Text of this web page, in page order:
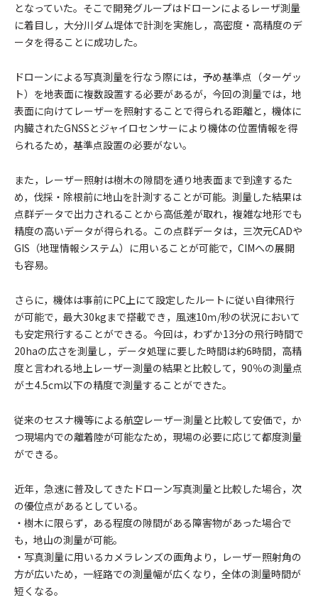
となっていた。そこで開発グループはドローンによるレーザ測量
に着目し，大分川ダム堤体で計測を実施し，高密度・高精度のデ
ータを得ることに成功した。
ドローンによる写真測量を行なう際には，予め基準点（ターゲッ
ト）を地表面に複数設置する必要があるが，今回の測量では，地
表面に向けてレーザーを照射することで得られる距離と，機体に
内臓されたGNSSとジャイロセンサーにより機体の位置情報を得
られるため，基準点設置の必要がない。
また，レーザー照射は樹木の隙間を通り地表面まで到達するた
め，伐採・除根前に地山を計測することが可能。測量した結果は
点群データで出力されることから高低差が取れ，複雑な地形でも
精度の高いデータが得られる。この点群データは，三次元CADや
GIS（地理情報システム）に用いることが可能で，CIMへの展開
も容易。
さらに，機体は事前にPC上にて設定したルートに従い自律飛行
が可能で，最大30kgまで搭載でき，風速10ｍ/秒の状況において
も安定飛行することができる。今回は，わずか13分の飛行時間で
20haの広さを測量し，データ処理に要した時間は約6時間，高精
度と言われる地上レーザー測量の結果と比較して，90％の測量点
が±4.5cm以下の精度で測量することができた。
従来のセスナ機等による航空レーザー測量と比較して安価で，か
つ現場内での離着陸が可能なため，現場の必要に応じて都度測量
ができる。
近年，急速に普及してきたドローン写真測量と比較した場合，次
の優位点があるとしている。
・樹木に限らず，ある程度の隙間がある障害物があった場合で
も，地山の測量が可能。
・写真測量に用いるカメラレンズの画角より，レーザー照射角の
方が広いため，一経路での測量幅が広くなり，全体の測量時間が
短くなる。